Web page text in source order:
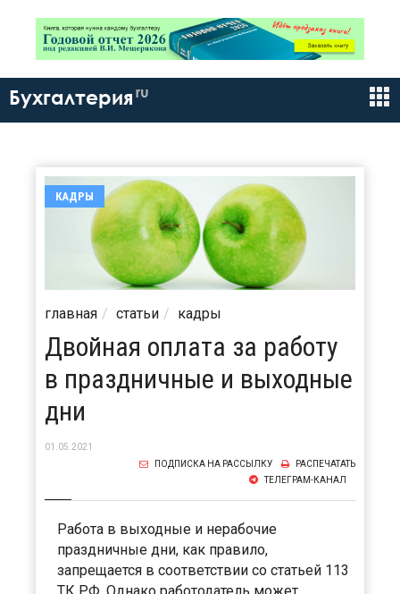
Бухгалтерия ru
КАДРЫ
главная статьи кадры
Двойная оплата за работу
в праздничные и выходные
дни
01.05.2021
РАСПЕЧАТАТЬ
ПОДПИСКА НА РАССЫЛКУ
ТЕЛЕГРАМ-КАНАЛ
Работа в выходные и нерабочие
праздничные дни, как правило,
запрещается в соответствии со статьей 113